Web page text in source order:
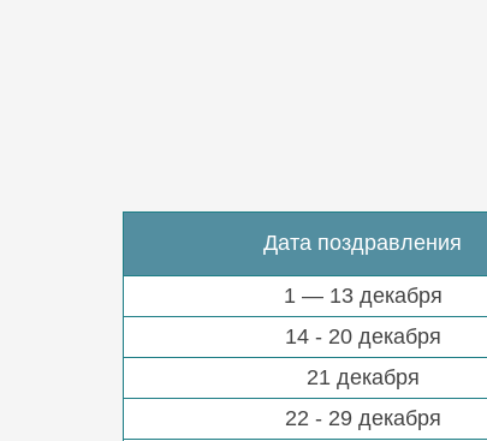
Дата поздравления
1 — 13 декабря
14 - 20 декабря
21 декабря
22 - 29 декабря